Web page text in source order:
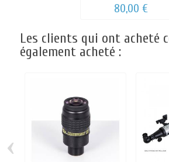
80,00 €
Les clients qui ont acheté
également acheté :
‹